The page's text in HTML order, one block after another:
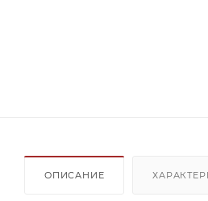
ОПИСАНИЕ